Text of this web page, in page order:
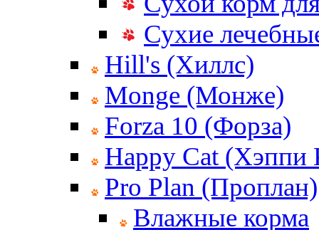
Сухие
Hill's (Хиллс)
Monge (Монже)
Forza 10 (Форза)
Happy Cat (Хэппи
Pro Plan (Проплан)
Влажные корма